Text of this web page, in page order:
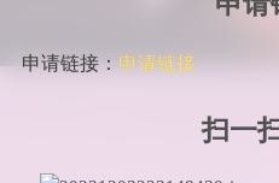
申请链接： 申请链接
扫一